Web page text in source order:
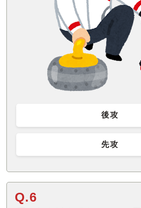
後攻
先攻
Q.6